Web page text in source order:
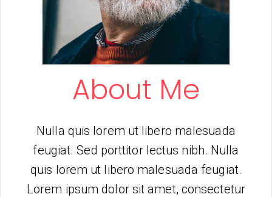
About Me
Nulla quis lorem ut libero malesuada
feugiat. Sed porttitor lectus nibh. Nulla
quis lorem ut libero malesuada feugiat.
Lorem ipsum dolor sit amet, consectetur